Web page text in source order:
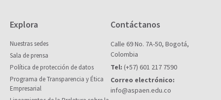
Explora
Nuestras sedes
Sala de prensa
Política de protección de datos
Programa de Transparencia y Ética
Empresarial
Contáctanos
Calle 69 No. 7A-50, Bogotá,
Colombia
Tel: (+57) 601 217 7590
Correo electrónico:
info@aspaen.edu.co